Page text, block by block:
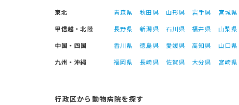
東北
青森県 秋田県 山形県 岩手県 宮城県
甲信越・北陸
長野県 新潟県 石川県 福井県 山梨県
中国・四国
香川県 徳島県 愛媛県 高知県 山口県
九州・沖縄
福岡県 長崎県 佐賀県 大分県 宮崎県
行政区から動物病院を探す